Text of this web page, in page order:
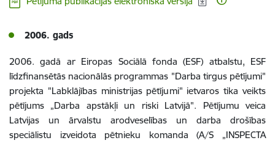
2006. gads
2006. gadā ar Eiropas Sociālā fonda (ESF) atbalstu, ESF
līdzfinansētās nacionālās programmas "Darba tirgus pētījumi"
projekta "Labklājības ministrijas pētījumi" ietvaros tika veikts
pētījums „Darba apstākļi un riski Latvijā". Pētījumu veica
Latvijas un ārvalstu arodveselības un darba drošības
speciālistu izveidota pētnieku komanda (A/S „INSPECTA